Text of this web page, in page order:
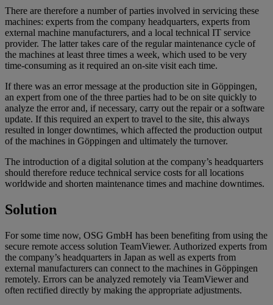
There are therefore a number of parties involved in servicing these
machines: experts from the company headquarters, experts from
external machine manufacturers, and a local technical IT service
provider. The latter takes care of the regular maintenance cycle of
the machines at least three times a week, which used to be very
time-consuming as it required an on-site visit each time.
If there was an error message at the production site in Göppingen,
an expert from one of the three parties had to be on site quickly to
analyze the error and, if necessary, carry out the repair or a software
update. If this required an expert to travel to the site, this always
resulted in longer downtimes, which affected the production output
of the machines in Göppingen and ultimately the turnover.
The introduction of a digital solution at the company’s headquarters
should therefore reduce technical service costs for all locations
worldwide and shorten maintenance times and machine downtimes.
Solution
For some time now, OSG GmbH has been benefiting from using the
secure remote access solution TeamViewer. Authorized experts from
the company’s headquarters in Japan as well as experts from
external manufacturers can connect to the machines in Göppingen
remotely. Errors can be analyzed remotely via TeamViewer and
often rectified directly by making the appropriate adjustments.